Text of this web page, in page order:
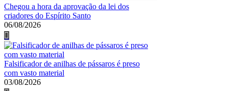
Chegou a hora da aprovação da lei dos
criadores do Espírito Santo
06/08/2026
Falsificador de anilhas de pássaros é preso
com vasto material
03/08/2026